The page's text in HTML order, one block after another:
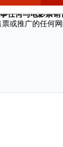
任何与电影票
或推广的任何